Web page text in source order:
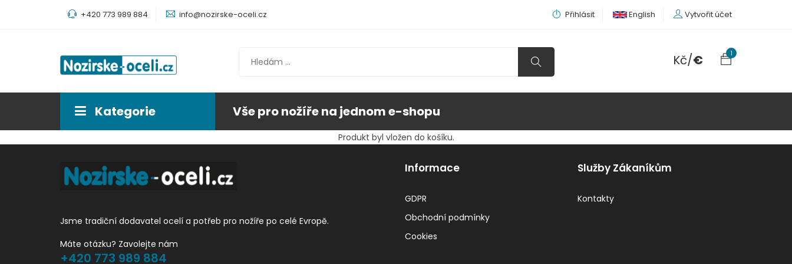
+420 773 989 884 info@nozirske-oceli.cz Přihlásit English Vytvořit účet
Kč/€ 1
Kategorie Vše pro nožíře na jednom e-shopu
Produkt byl vložen do košíku.
Jsme tradiční dodavatel ocelí a potřeb pro nožíře po celé Evropě.
Máte otázku? Zavolejte nám
+420 773 989 884
Informace
GDPR
Obchodní podmínky
Cookies
Služby Zákaníkům
Kontakty